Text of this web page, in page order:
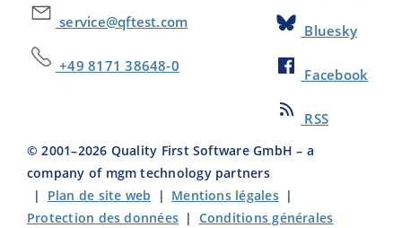
service@qftest.com
+49 8171 38648-0
Bluesky
Facebook
RSS
© 2001–2026 Quality First Software GmbH – a
company of mgm technology partners
| Plan de site web | Mentions légales|
Protection des données | Conditions générales